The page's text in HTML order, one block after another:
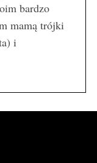
bardzo
mamą trójki
i